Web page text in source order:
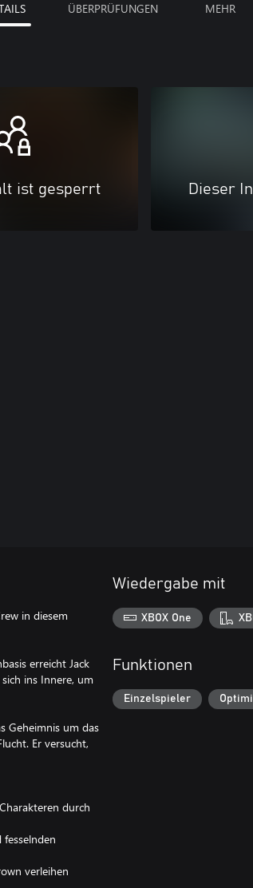
ÜBERPRÜFUNGEN MEHR
ist gesperrt Dieser
in diesem
erreicht Jack
ins Innere, um
Geheimnis um das
Er versucht,
durch
fesselnden
verleihen
Wiedergabe mit
XBOX One
Funktionen
Einzelspieler